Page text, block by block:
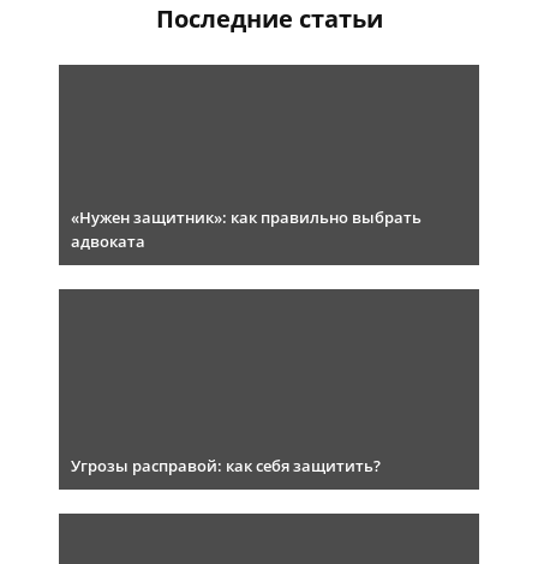
Последние статьи
«Нужен защитник»: как правильно выбрать
адвоката
Угрозы расправой: как себя защитить?